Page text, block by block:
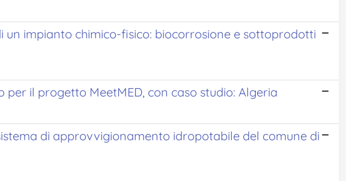
impianto chimico-fisico: biocorrosione e sottoprodotti
il progetto MeetMED, con caso studio: Algeria
di approvvigionamento idropotabile del comune di